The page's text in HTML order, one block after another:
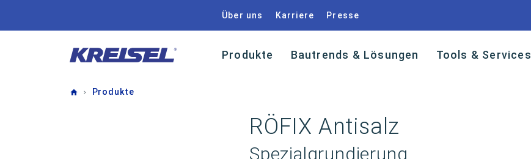
Über uns Karriere Presse
Produkte Bautrends & Lösungen Tools & Services
HomeProdukte
RÖFIX Antisalz
Spezialgrundierung